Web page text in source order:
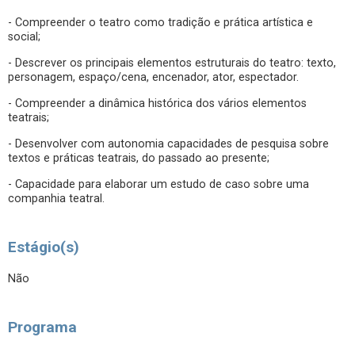
- Compreender o teatro como tradição e prática artística e
social;
- Descrever os principais elementos estruturais do teatro: texto,
personagem, espaço/cena, encenador, ator, espectador.
- Compreender a dinâmica histórica dos vários elementos
teatrais;
- Desenvolver com autonomia capacidades de pesquisa sobre
textos e práticas teatrais, do passado ao presente;
- Capacidade para elaborar um estudo de caso sobre uma
companhia teatral.
Estágio(s)
Não
Programa